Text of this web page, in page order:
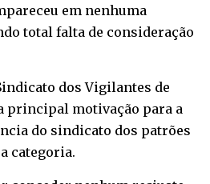
em nenhuma
total falta de consideração
dos Vigilantes de
principal motivação para a
do sindicato dos patrões
categoria.